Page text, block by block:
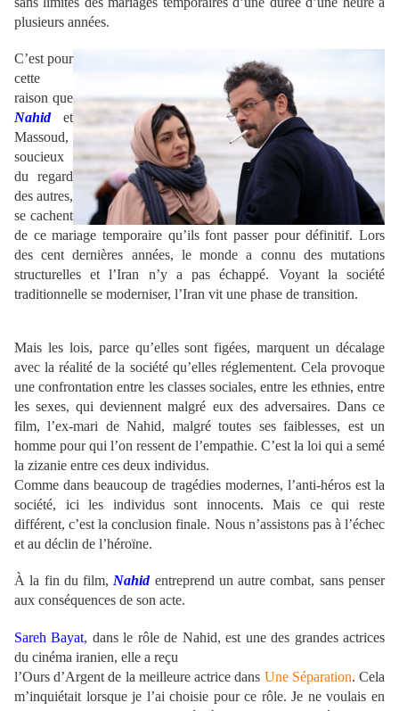
plusieurs années.
C’est pour
cette
raison que
Nahidet
Massoud,
soucieux
du regard
des autres,
se cachent
de ce mariage temporaire qu’ils font passer pour définitif. Lors
des cent dernières années, le monde a connu des mutations
structurelles et l’Iran n’y a pas échappé. Voyant la société
traditionnelle se moderniser, l’Iran vit une phase de transition.
Mais les lois, parce qu’elles sont figées, marquent un décalage
avec la réalité de la société qu’elles réglementent. Cela provoque
une confrontation entre les classes sociales, entre les ethnies, entre
les sexes, qui deviennent malgré eux des adversaires. Dans ce
film, l’ex-mari de Nahid, malgré toutes ses faiblesses, est un
homme pour qui l’on ressent de l’empathie. C’est la loi qui a semé
la zizanie entre ces deux individus.
Comme dans beaucoup de tragédies modernes, l’anti-héros est la
société, ici les individus sont innocents. Mais ce qui reste
différent, c’est la conclusion finale. Nous n’assistons pas à l’échec
et au déclin de l’héroïne.
À la fin du film, Nahidentreprend un autre combat, sans penser
aux conséquences de son acte.
Sareh Bayat, dans le rôle de Nahid, est une des grandes actrices
du cinéma iranien, elle a reçu
l’Ours d’Argent de la meilleure actrice dans Une Séparation. Cela
m’inquiétait lorsque je l’ai choisie pour ce rôle. Je ne voulais en